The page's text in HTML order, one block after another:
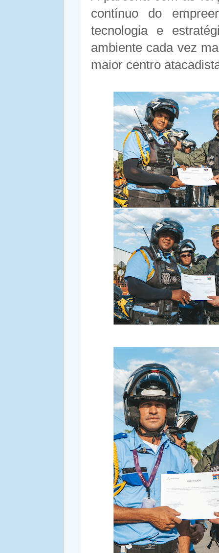
contínuo do
tecnologia e
ambiente cada vez
maior centro